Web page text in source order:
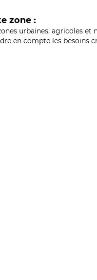
zone :
urbaines, agricoles et
en compte les besoins